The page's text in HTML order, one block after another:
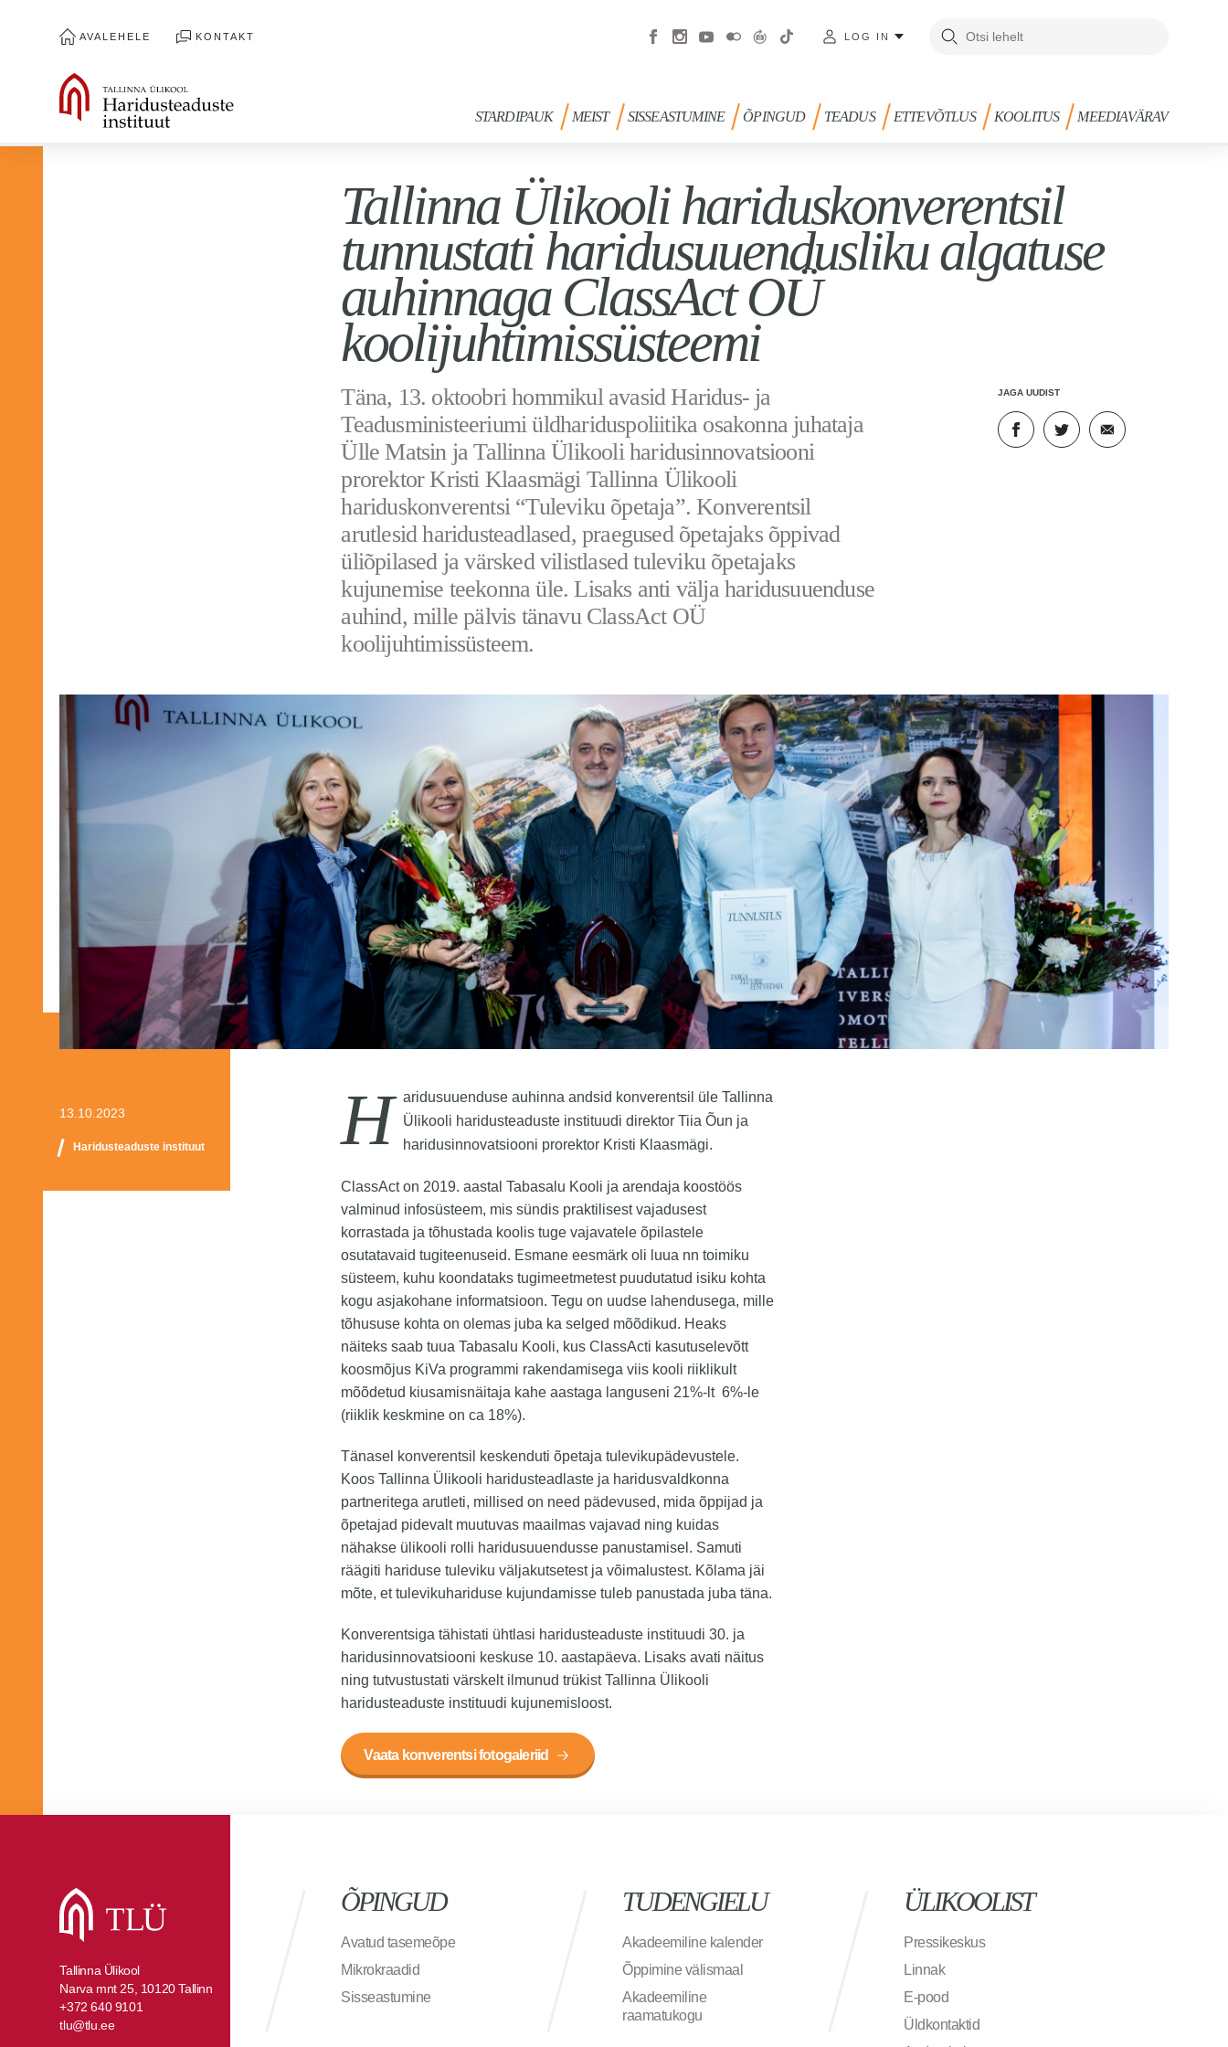
AVALEHELE KONTAKT LOG IN
STARDIPAUK MEIST SISSEASTUMINE ÕPINGUD TEADUS ETTEVÕTLUS KOOLITUS MEEDIAVÄRAV
Tallinna Ülikooli hariduskonverentsil
tunnustati haridusuuendusliku algatuse
auhinnaga ClassAct OÜ
koolijuhtimissüsteemi
Täna, 13. oktoobri hommikul avasid Haridus- ja
Teadusministeeriumi üldhariduspoliitika osakonna juhataja
Ülle Matsin ja Tallinna Ülikooli haridusinnovatsiooni
prorektor Kristi Klaasmägi Tallinna Ülikooli
hariduskonverentsi “Tuleviku õpetaja”. Konverentsil
arutlesid haridusteadlased, praegused õpetajaks õppivad
üliõpilased ja värsked vilistlased tuleviku õpetajaks
kujunemise teekonna üle. Lisaks anti välja haridusuuenduse
auhind, mille pälvis tänavu ClassAct OÜ
koolijuhtimissüsteem.
JAGA UUDIST
13.10.2023
Haridusteaduste instituut H
aridusuuenduse auhinna andsid konverentsil üle Tallinna
Ülikooli haridusteaduste instituudi direktor Tiia Õun ja
haridusinnovatsiooni prorektor Kristi Klaasmägi.
ClassAct on 2019. aastal Tabasalu Kooli ja arendaja koostöös
valminud infosüsteem, mis sündis praktilisest vajadusest
korrastada ja tõhustada koolis tuge vajavatele õpilastele
osutatavaid tugiteenuseid. Esmane eesmärk oli luua nn toimiku
süsteem, kuhu koondataks tugimeetmetest puudutatud isiku kohta
kogu asjakohane informatsioon. Tegu on uudse lahendusega, mille
tõhususe kohta on olemas juba ka selged mõõdikud. Heaks
näiteks saab tuua Tabasalu Kooli, kus ClassActi kasutuselevõtt
koosmõjus KiVa programmi rakendamisega viis kooli riiklikult
mõõdetud kiusamisnäitaja kahe aastaga languseni 21%-lt 6%-le
(riiklik keskmine on ca 18%).
Tänasel konverentsil keskenduti õpetaja tulevikupädevustele.
Koos Tallinna Ülikooli haridusteadlaste ja haridusvaldkonna
partneritega arutleti, millised on need pädevused, mida õppijad ja
õpetajad pidevalt muutuvas maailmas vajavad ning kuidas
nähakse ülikooli rolli haridusuuendusse panustamisel. Samuti
räägiti hariduse tuleviku väljakutsetest ja võimalustest. Kõlama jäi
mõte, et tulevikuhariduse kujundamisse tuleb panustada juba täna.
Konverentsiga tähistati ühtlasi haridusteaduste instituudi 30. ja
haridusinnovatsiooni keskuse 10. aastapäeva. Lisaks avati näitus
ning tutvustustati värskelt ilmunud trükist Tallinna Ülikooli
haridusteaduste instituudi kujunemisloost.
Vaata konverentsi fotogaleriid
Tallinna Ülikool
Narva mnt 25, 10120 Tallinn
+372 640 9101
tlu@tlu.ee
ÕPINGUD
Avatud tasemeõpe
Mikrokraadid
Sisseastumine
TUDENGIELU
Akadeemiline kalender
Õppimine välismaal
Akadeemiline
raamatukogu
ÜLIKOOLIST
Pressikeskus
Linnak
E-pood
Üldkontaktid